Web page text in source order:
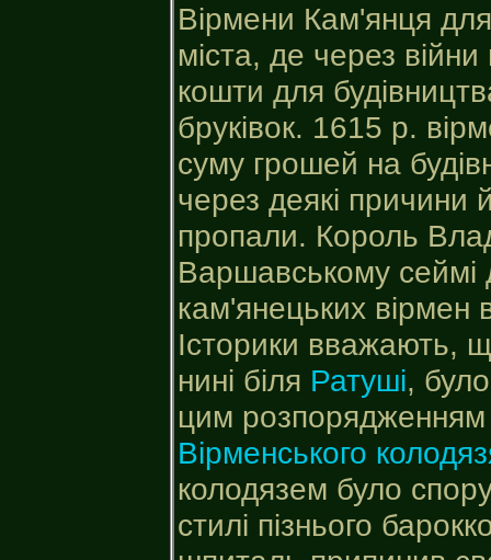
Вірмени Кам'янця
міста, де через війни
кошти для
бруківок. 1615 р.
суму грошей на
через деякі причини
пропали. Король
Варшавському сеймі
кам'янецьких вірмен
Історики вважають,
нині біля Ратуші,
цим розпорядженням
Вірменського
колодязем було
стилі пізнього